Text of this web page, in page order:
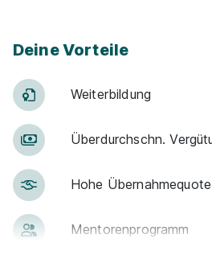
Deine Vorteile
Weiter­bildung
Über­durch­schn.
Hohe Über­nah­me­quote
Men­to­ren­pro­gramm